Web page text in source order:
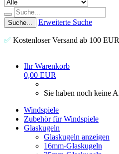
Suche... Erweiterte Suche
✅ Kostenloser Versand ab 100
Ihr Warenkorb
0,00 EUR
Sie haben noch keine
Windspiele
Zubehör für Windspiele
Glaskugeln
Glaskugeln anzeigen
16mm-Glaskugeln